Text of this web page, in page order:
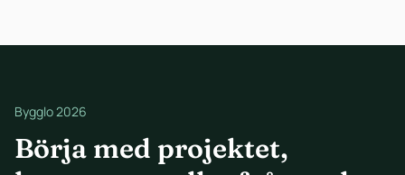
Bygglo 2026
Börja med projektet,